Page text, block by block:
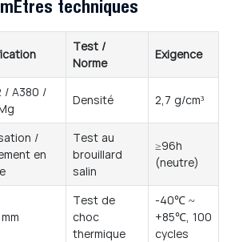
techniques
Test /
Norme
Exigence
/ A380 /
Densité 2,7 g/cm³
/
en
Test au
brouillard
salin
≥96h
(neutre)
Test de
choc
thermique
-40℃ ~
+85℃, 100
cycles